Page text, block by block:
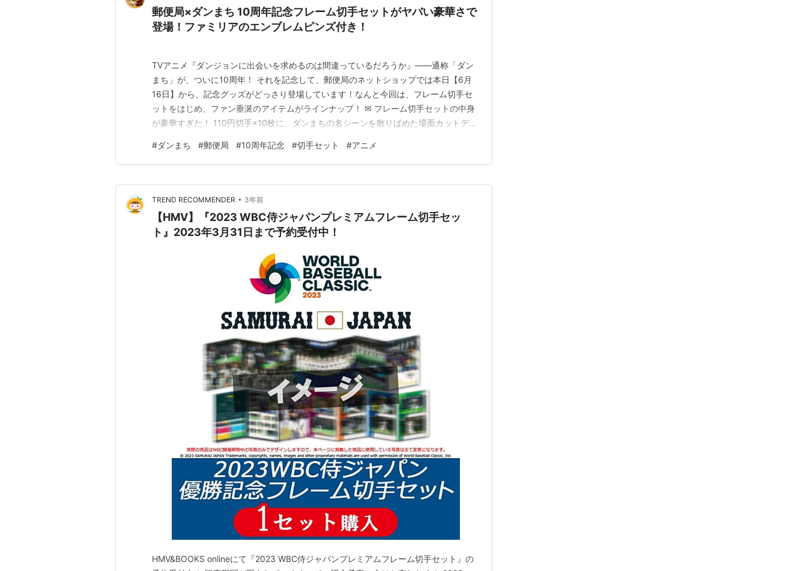
郵便局×ダンまち 10周年記念フレーム切手セットがヤバい豪華さで
登場！ファミリアのエンブレムピンズ付き！
TVアニメ『ダンジョンに出会いを求めるのは間違っているだろうか』――通称「ダン
まち」が、ついに10周年！ それを記念して、郵便局のネットショップでは本日【6月
16日】から、記念グッズがどっさり登場しています！なんと今回は、フレーム切手セ
ットをはじめ、ファン垂涎のアイテムがラインナップ！ ✉ フレーム切手セットの中身
が豪華すぎた！ 110円切手×10枚に、ダンまちの名シーンを散りばめた場面カットデザ
のファミリアのエンブレムをかたどったピンズセットまでついてくる！ ヘスティア・
ファミリア、ロキ・ファミリア、フレイヤ・…
#ダンまち #郵便局 #10周年記念 #切手セット #アニメ
TREND RECOMMENDER • 3年前
【HMV】『2023 WBC侍ジャパンプレミアムフレーム切手セッ
ト』2023年3月31日まで予約受付中！
HMV&BOOKS onlineにて『2023 WBC侍ジャパンプレミアムフレーム切手セット』の